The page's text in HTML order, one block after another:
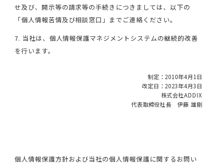
せ及び、開示等の請求等の手続きにつきましては、以下の
「個人情報苦情及び相談窓口」までご連絡ください。
7. 当社は、個人情報保護マネジメントシステムの継続的改善
を行います。
制定：2010年4月1日
改定日：2023年4月3日
株式会社ADDIX
代表取締役社長 伊藤 雄剛
個人情報保護方針および当社の個人情報保護に関するお問い